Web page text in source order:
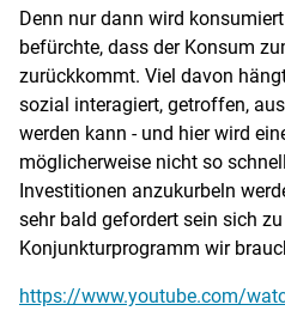
Denn nur dann wird
befürchte, dass der Konsum
zurückkommt. Viel davon
sozial interagiert, getroffen,
werden kann - und hier wird
möglicherweise nicht so
Investitionen anzukurbeln
sehr bald gefordert sein sich
Konjunkturprogramm wir
https://www.youtube.com/